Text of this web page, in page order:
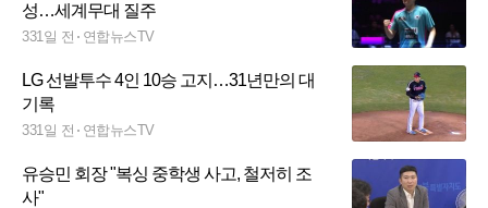
성…세계무대 질주
331일 전 연합뉴스TV
LG 선발투수 4인 10승 고지…31년만의 대
기록
331일 전 연합뉴스TV
유승민 회장 "복싱 중학생 사고, 철저히 조
사"